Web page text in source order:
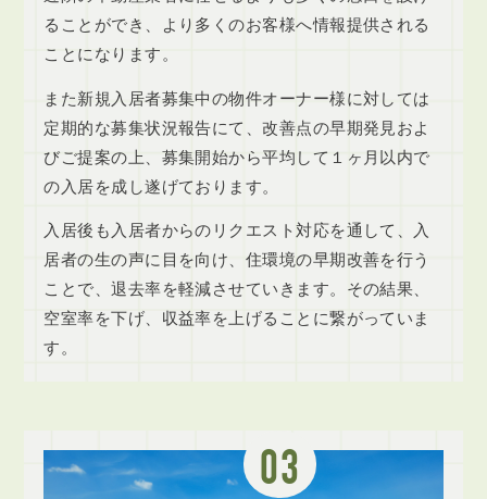
ることができ、より多くのお客様へ情報提供される
ことになります。
また新規入居者募集中の物件オーナー様に対しては
定期的な募集状況報告にて、改善点の早期発見およ
びご提案の上、募集開始から平均して１ヶ月以内で
の入居を成し遂げております。
入居後も入居者からのリクエスト対応を通して、入
居者の生の声に目を向け、住環境の早期改善を行う
ことで、退去率を軽減させていきます。その結果、
空室率を下げ、収益率を上げることに繋がっていま
す。
03